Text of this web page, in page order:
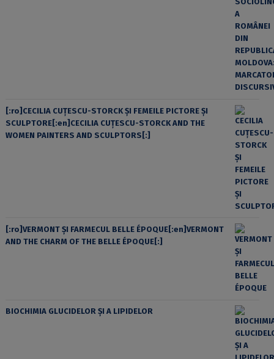
[:ro]CECILIA CUŢESCU-STORCK ŞI FEMEILE PICTORE ŞI
SCULPTORE[:en]CECILIA CUŢESCU-STORCK AND THE
WOMEN PAINTERS AND SCULPTORS[:]
[:ro]VERMONT ȘI FARMECUL BELLE ÉPOQUE[:en]VERMONT
AND THE CHARM OF THE BELLE ÉPOQUE[:]
BIOCHIMIA GLUCIDELOR ȘI A LIPIDELOR